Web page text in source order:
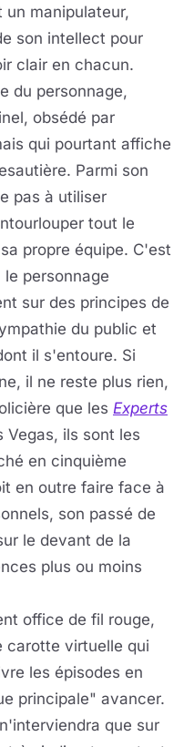
manipulateur,
son intellect pour
clair en chacun.
du personnage,
obsédé par
qui pourtant affiche
Parmi son
pas à utiliser
tout le
propre équipe. C'est
le personnage
sur des principes de
du public et
il s'entoure. Si
il ne reste plus rien,
que les Experts
Vegas, ils sont les
en cinquième
en outre faire face à
son passé de
le devant de la
plus ou moins
office de fil rouge,
carotte virtuelle qui
les épisodes en
principale" avancer.
que sur